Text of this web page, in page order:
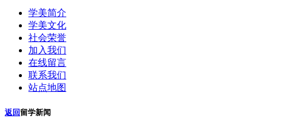
学美简介
学美文化
社会荣誉
加入我们
在线留言
联系我们
站点地图
返回 留学新闻